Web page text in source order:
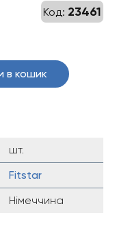
Код: 23461
в кошик
шт.
Fitstar
Німеччина